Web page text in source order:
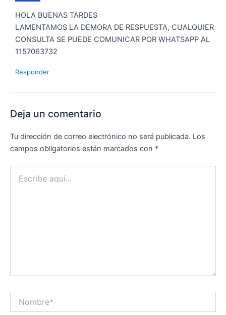
HOLA BUENAS TARDES
LAMENTAMOS LA DEMORA DE RESPUESTA, CUALQUIER
CONSULTA SE PUEDE COMUNICAR POR WHATSAPP AL
1157063732
Responder
Deja un comentario
Tu dirección de correo electrónico no será publicada. Los
campos obligatorios están marcados con *
aquí...